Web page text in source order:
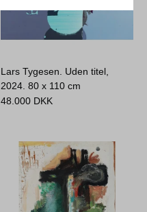
Lars Tygesen. Uden titel,
2024.80 x 110 cm
48.000 DKK